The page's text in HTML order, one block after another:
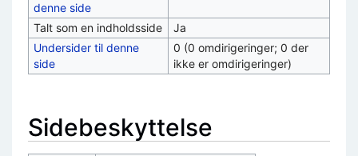
denne side
Talt som en indholdsside
Ja
Undersider til denne
side
0 (0 omdirigeringer; 0 der
ikke er omdirigeringer)
Sidebeskyttelse